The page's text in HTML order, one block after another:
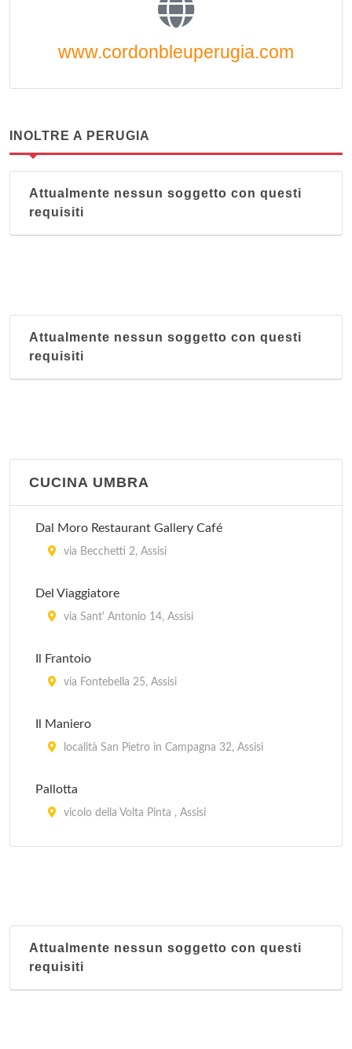
www.cordonbleuperugia.com
INOLTRE A PERUGIA
Attualmente nessun soggetto con questi
requisiti
Attualmente nessun soggetto con questi
requisiti
CUCINA UMBRA
Dal Moro Restaurant Gallery Café
via Becchetti 2, Assisi
Del Viaggiatore
via Sant' Antonio 14, Assisi
Il Frantoio
via Fontebella 25, Assisi
Il Maniero
località San Pietro in Campagna 32, Assisi
Pallotta
vicolo della Volta Pinta , Assisi
Attualmente nessun soggetto con questi
requisiti